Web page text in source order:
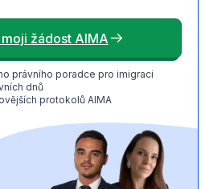
žádost AIMA
právního poradce pro imigraci
dnů
protokolů AIMA